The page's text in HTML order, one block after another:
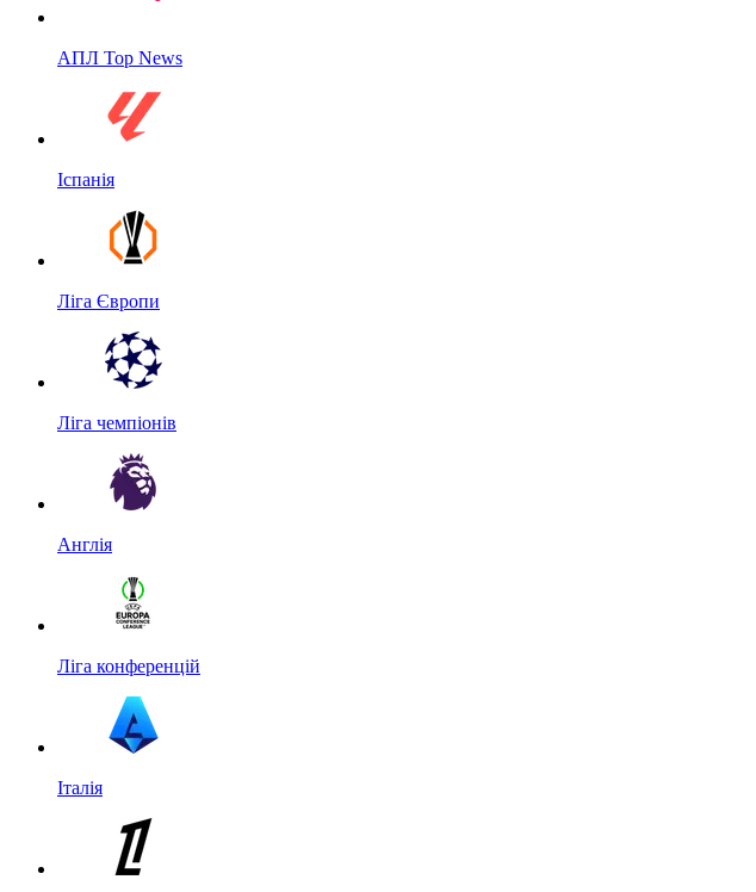
АПЛ Top News
Іспанія
Ліга Європи
Ліга чемпіонів
Англія
Ліга конференцій
Італія